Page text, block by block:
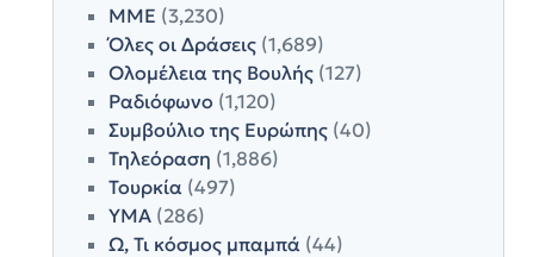
ΜΜΕ (3,230)
Όλες οι Δράσεις(1,689)
Ολομέλεια της Βουλής(127)
Ραδιόφωνο (1,120)
Συμβούλιο της Ευρώπης(40)
Τηλεόραση (1,886)
Τουρκία(497)
ΥΜΑ(286)
Ω, Τι κόσμος μπαμπά(44)